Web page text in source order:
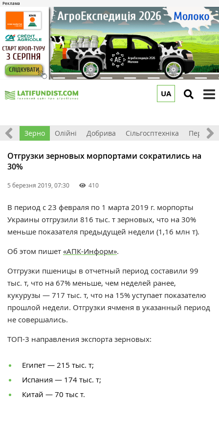
UA
Світ Зерно Олійні Добрива Сільгосптехніка
Отгрузки зерновых морпортами сократились на
30%
5 березня 2019, 07:30 410
В период с 23 февраля по 1 марта 2019 г. морпорты
Украины отгрузили 816 тыс. т зерновых, что на 30%
меньше показателя предыдущей недели (1,16 млн т).
Об этом пишет «АПК-Информ».
Отгрузки пшеницы в отчетный период составили 99
тыс. т, что на 67% меньше, чем неделей ранее,
кукурузы — 717 тыс. т, что на 15% уступает показателю
прошлой недели. Отгрузки ячменя в указанный период
не совершались.
ТОП-3 направления экспорта зерновых:
Египет — 215 тыс. т;
Испания — 174 тыс. т;
Китай — 70 тыс т.